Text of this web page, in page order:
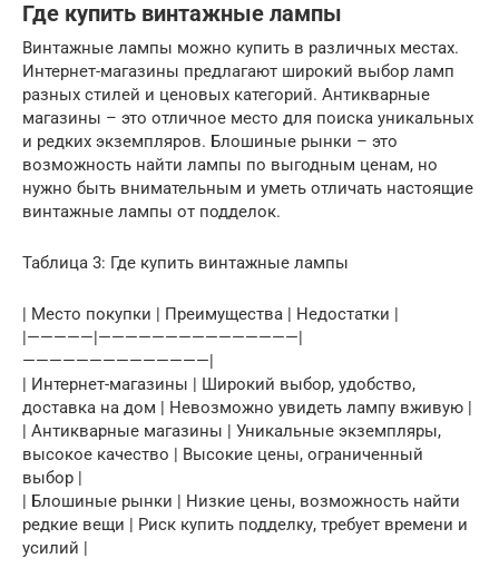
Где купить винтажные лампы
Винтажные лампы можно купить в различных местах.
Интернет-магазины предлагают широкий выбор ламп
разных стилей и ценовых категорий. Антикварные
магазины – это отличное место для поиска уникальных
и редких экземпляров. Блошиные рынки – это
возможность найти лампы по выгодным ценам, но
нужно быть внимательным и уметь отличать настоящие
винтажные лампы от подделок.
Таблица 3: Где купить винтажные лампы
| Место покупки | Преимущества | Недостатки |
|—————|———————————————|
——————————————|
| Интернет-магазины | Широкий выбор, удобство,
доставка на дом | Невозможно увидеть лампу вживую |
| Антикварные магазины | Уникальные экземпляры,
высокое качество | Высокие цены, ограниченный
выбор |
| Блошиные рынки | Низкие цены, возможность найти
редкие вещи | Риск купить подделку, требует времени и
усилий |